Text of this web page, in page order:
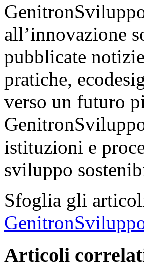
all’innovazione
pubblicate
pratiche,
verso un futuro
istituzioni e
sviluppo
Sfoglia gli
Articoli